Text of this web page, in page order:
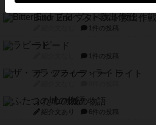
Bitter End ブタペスト救出作戦
1件の投稿
ラピード
1件の投稿
ザ・フラッフィー・ライト
ふたつの城の物語
紹介文あり 6件の投稿